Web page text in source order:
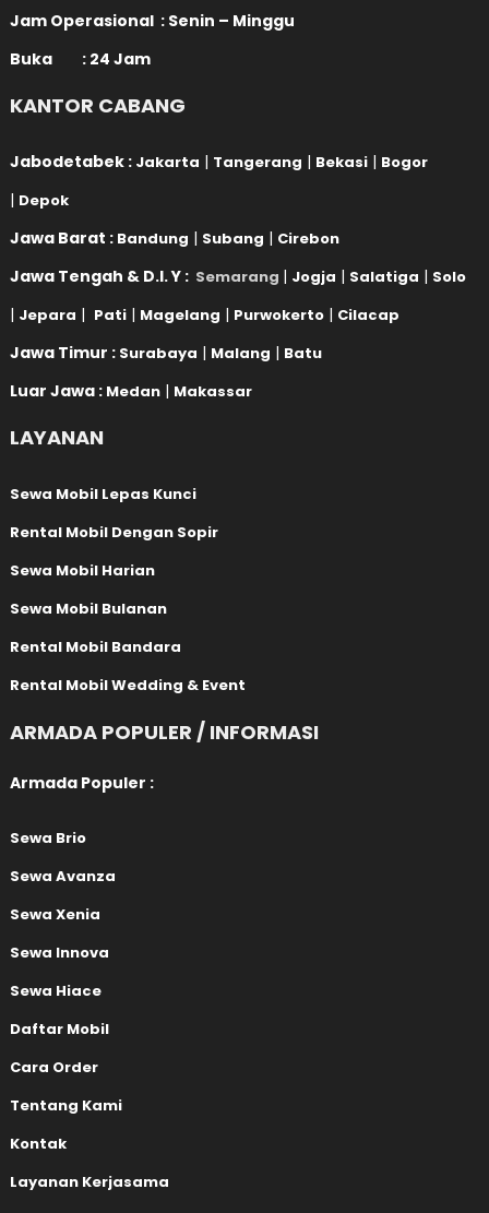
Jam Operasional : Senin – Minggu
Buka : 24 Jam
KANTOR CABANG
Jabodetabek : Jakarta | Tangerang | Bekasi | Bogor
| Depok
Jawa Barat : Bandung | Subang | Cirebon
Jawa Tengah & D.I. Y : Semarang | Jogja | Salatiga | Solo
| Jepara | Pati | Magelang | Purwokerto | Cilacap
Jawa Timur : Surabaya | Malang | Batu
Luar Jawa : Medan | Makassar
LAYANAN
Sewa Mobil Lepas Kunci
Rental Mobil Dengan Sopir
Sewa Mobil Harian
Sewa Mobil Bulanan
Rental Mobil Bandara
Rental Mobil Wedding & Event
ARMADA POPULER / INFORMASI
Armada Populer :
Sewa Brio
Sewa Avanza
Sewa Xenia
Sewa Innova
Sewa Hiace
Daftar Mobil
Cara Order
Tentang Kami
Kontak
Layanan Kerjasama